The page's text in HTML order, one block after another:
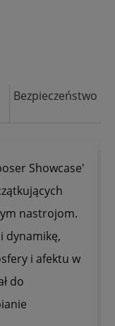
Bezpieczeństwo
Showcase'
nastrojom.
dynamikę,
i afektu w
do